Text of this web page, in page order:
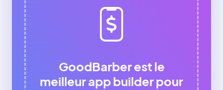
GoodBarber est le
meilleur app builder pour